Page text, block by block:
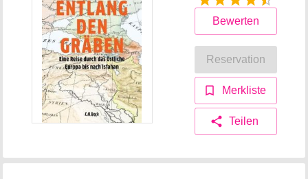
Bewerten
Reservation
Merkliste
Teilen